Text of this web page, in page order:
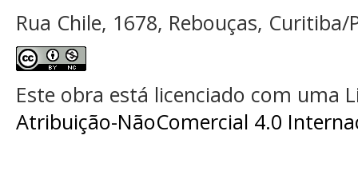
Rua Chile, 1678, Rebouças, Curitiba/
Este obra está licenciado com uma
Atribuição-NãoComercial 4.0